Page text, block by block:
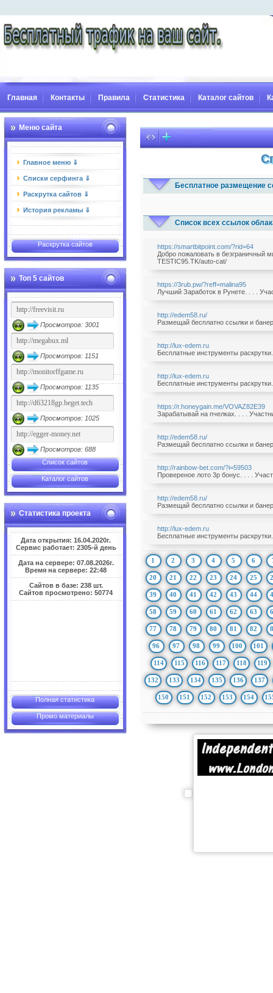
Главная Контакты Правила Статистика Каталог сайтов
Меню сайта
Главное меню ⇓
Списки серфинга ⇓
Раскрутка сайтов ⇓
История рекламы ⇓
Раскрутка сайтов
Топ 5 сайтов
Просмотров: 3001
Просмотров: 1151
Просмотров: 1135
Просмотров: 1025
Просмотров: 688
Список сайтов
Каталог сайтов
Статистика проекта
Дата открытия: 16.04.2020г.
Сервис работает: 2305-й день
Дата на сервере: 07.08.2026г.
Время на сервере: 22:48
Сайтов в базе: 238 шт.
Сайтов просмотрено: 50774
Полная статистика
Промо материалы
Бесплатное размещение
Список всех ссылок
https://smartbitpoint.com/?rid=64
Добро пожаловать в безграничный
TESTIC95.TK/auto-cat/
https://3rub.pw/?reff=malina95
Лучший Заработок в Рунете. . . .
http://edem58.ru/
Размещай бесплатно ссылки и
http://lux-edem.ru
Бесплатные инструменты
http://lux-edem.ru
Бесплатные инструменты
https://r.honeygain.me/VOVAZ82E39
Зарабатывай на пчелках. . . .
http://edem58.ru/
Размещай бесплатно ссылки и
http://rainbow-bet.com/?i=59503
Провереное лото 3р бонус. . . .
http://edem58.ru/
Размещай бесплатно ссылки и
http://lux-edem.ru
Бесплатные инструменты
1 2 3 4 5 6
20 21 22 23 24 25
39 40 41 42 43 44
58 59 60 61 62 63
77 78 79 80 81 82
96 97 98 99 100 101
114 115 116 117 118 119
132 133 134 135 136 137
150 151 152 153 154